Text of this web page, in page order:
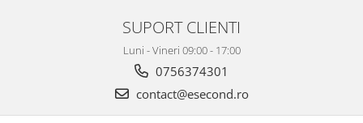
SUPORT CLIENTI
Luni - Vineri 09:00 - 17:00
0756374301
contact@esecond.ro